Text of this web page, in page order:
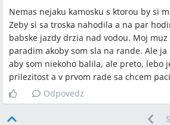
Nemas nejaku kamosku s ktorou by si
Zeby si sa troska nahodila a na par
babske jazdy drzia nad vodou. Moj muz
paradim akoby som sla na rande. Ale
aby som niekoho balila, ale preto, lebo
prilezitost a v prvom rade sa chcem
Odpovedz